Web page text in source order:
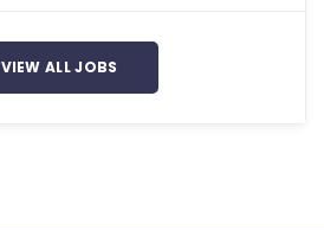
VIEW ALL JOBS